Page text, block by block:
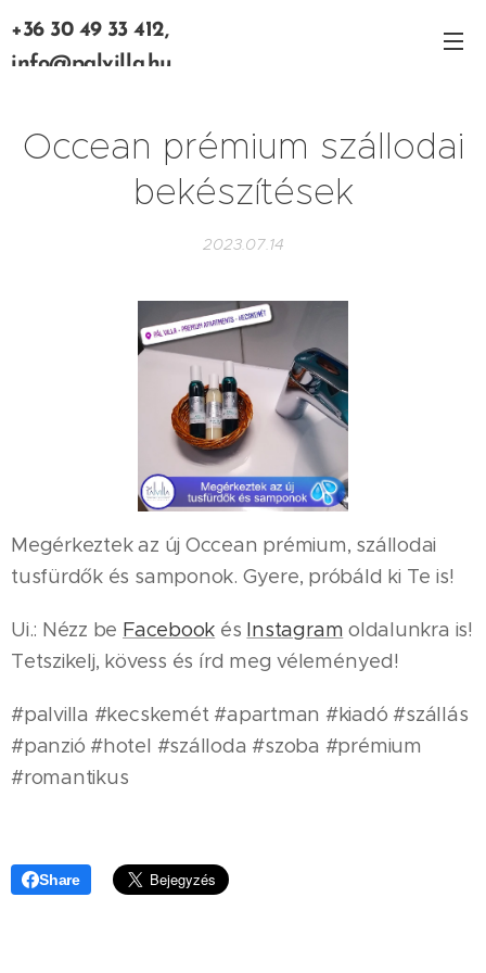
+36 30 49 33 412,
info@palvilla.hu
Occean prémium szállodai
bekészítések
2023.07.14
Megérkeztek az új Occean prémium, szállodai
tusfürdők és samponok. Gyere, próbáld ki Te is!
Ui.: Nézz be Facebook és Instagram oldalunkra is!
Tetszikelj, kövess és írd meg véleményed!
#palvilla #kecskemét #apartman #kiadó #szállás
#panzió #hotel #szálloda #szoba #prémium
#romantikus
Share